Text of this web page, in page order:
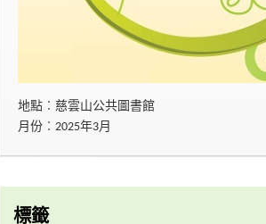
地點︰慈雲山公共圖書館
月份︰2025年3月
標籤